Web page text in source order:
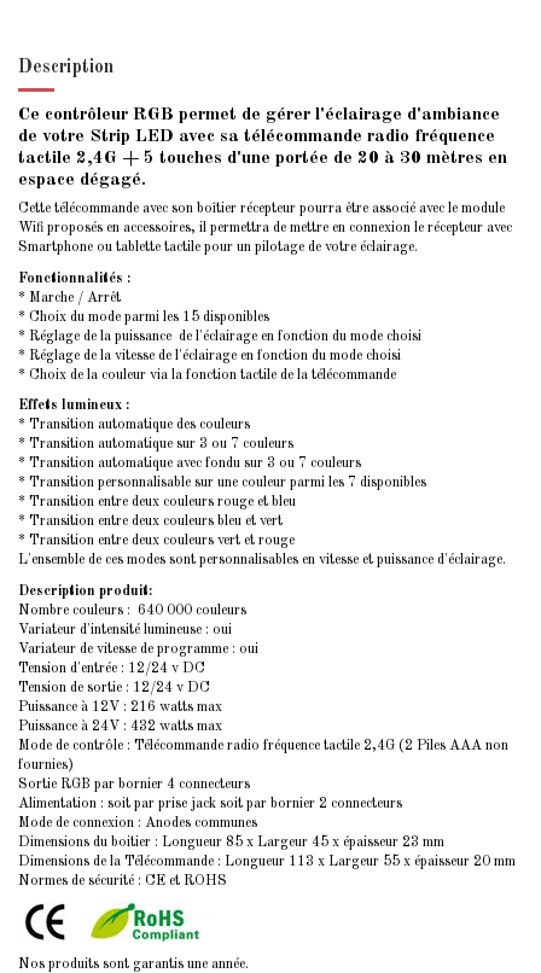
Description
Ce contrôleur RGB permet de gérer l'éclairage d'ambiance
de votre Strip LED avec sa télécommande radio fréquence
tactile 2,4G + 5 touches d'une portée de 20 à 30 mètres en
espace dégagé.
Cette télécommande avec son boîtier récepteur pourra être associé avec le module
Wifi proposés en accessoires, il permettra de mettre en connexion le récepteur avec
Smartphone ou tablette tactile pour un pilotage de votre éclairage.
Fonctionnalités :
* Marche / Arrêt
* Choix du mode parmi les 15 disponibles
* Réglage de la puissance de l'éclairage en fonction du mode choisi
* Réglage de la vitesse de l'éclairage en fonction du mode choisi
* Choix de la couleur via la fonction tactile de la télécommande
Effets lumineux :
* Transition automatique des couleurs
* Transition automatique sur 3 ou 7 couleurs
* Transition automatique avec fondu sur 3 ou 7 couleurs
* Transition personnalisable sur une couleur parmi les 7 disponibles
* Transition entre deux couleurs rouge et bleu
* Transition entre deux couleurs bleu et vert
* Transition entre deux couleurs vert et rouge
L'ensemble de ces modes sont personnalisables en vitesse et puissance d'éclairage.
Description produit:
Nombre couleurs : 640 000 couleurs
Variateur d'intensité lumineuse : oui
Variateur de vitesse de programme : oui
Tension d'entrée : 12/24 v DC
Tension de sortie : 12/24 v DC
Puissance à 12V : 216 watts max
Puissance à 24V : 432 watts max
Mode de contrôle : Télécommande radio fréquence tactile 2,4G (2 Piles AAA non
fournies)
Sortie RGB par bornier 4 connecteurs
Alimentation : soit par prise jack soit par bornier 2 connecteurs
Mode de connexion : Anodes communes
Dimensions du boitier : Longueur 85 x Largeur 45 x épaisseur 23 mm
Dimensions de la Télécommande : Longueur 113 x Largeur 55 x épaisseur 20 mm
Normes de sécurité : CE et ROHS
Nos produits sont garantis une année.